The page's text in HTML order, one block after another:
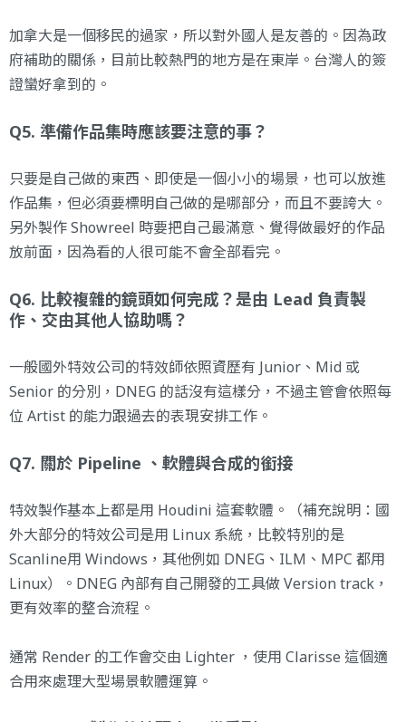
加拿大是一個移民的過家，所以對外國人是友善的。因為政
府補助的關係，目前比較熱門的地方是在東岸。台灣人的簽
證蠻好拿到的。
Q5. 準備作品集時應該要注意的事？
只要是自己做的東西、即使是一個小小的場景，也可以放進
作品集，但必須要標明自己做的是哪部分，而且不要誇大。
另外製作 Showreel 時要把自己最滿意、覺得做最好的作品
放前面，因為看的人很可能不會全部看完。
Q6. 比較複雜的鏡頭如何完成？是由 Lead 負責製
作、交由其他人協助嗎？
一般國外特效公司的特效師依照資歷有 Junior、Mid 或
Senior 的分別，DNEG 的話沒有這樣分，不過主管會依照每
位 Artist 的能力跟過去的表現安排工作。
Q7. 關於 Pipeline 、軟體與合成的銜接
特效製作基本上都是用 Houdini 這套軟體。（補充說明：國
外大部分的特效公司是用 Linux 系統，比較特別的是
Scanline用 Windows，其他例如 DNEG、ILM、MPC 都用
Linux）。DNEG 內部有自己開發的工具做 Version track，
更有效率的整合流程。
通常 Render 的工作會交由 Lighter ，使用 Clarisse 這個適
合用來處理大型場景軟體運算。